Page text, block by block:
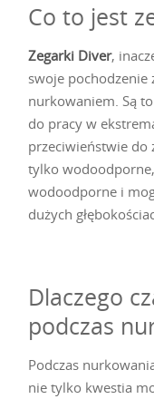
Co to jest
Zegarki Diver,
swoje pochodzenie
nurkowaniem. Są
do pracy w
przeciwieństwie do
tylko
wodoodporne i
dużych
Dlaczego
podczas
Podczas
nie tylko kwestia